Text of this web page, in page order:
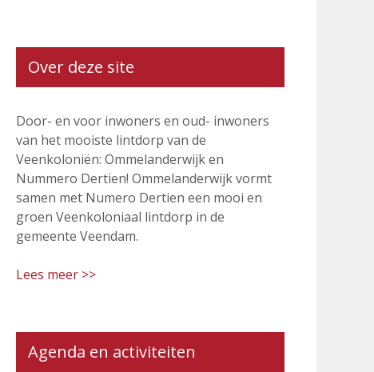
Over deze site
Door- en voor inwoners en oud- inwoners
van het mooiste lintdorp van de
Veenkoloniën: Ommelanderwijk en
Nummero Dertien! Ommelanderwijk vormt
samen met Numero Dertien een mooi en
groen Veenkoloniaal lintdorp in de
gemeente Veendam.
Lees meer >>
Agenda en activiteiten